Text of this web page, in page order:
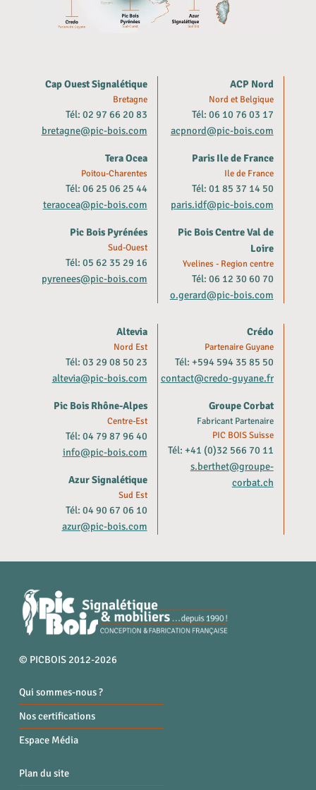
Cap Ouest Signalétique
Bretagne
Tél: 02 97 66 20 83
bretagne@pic-bois.com
Tera Ocea
Poitou-Charentes
Tél: 06 25 06 25 44
teraocea@pic-bois.com
Pic Bois Pyrénées
Sud-Ouest
Tél: 05 62 35 29 16
pyrenees@pic-bois.com
ACP Nord
Nord et Belgique
Tél: 06 10 76 03 17
acpnord@pic-bois.com
Paris Ile de France
Ile de France
Tél: 01 85 37 14 50
paris.idf@pic-bois.com
Pic Bois Centre Val de
Loire
Yvelines - Region centre
Tél: 06 12 30 60 70
o.gerard@pic-bois.com
Altevia
Nord Est
Tél: 03 29 08 50 23
altevia@pic-bois.com
Pic Bois Rhône-Alpes
Centre-Est
Tél: 04 79 87 96 40
info@pic-bois.com
Azur Signalétique
Sud Est
Tél: 04 90 67 06 10
azur@pic-bois.com
Crédo
Partenaire Guyane
Tél: +594 594 35 85 50
contact@credo-guyane.fr
Groupe Corbat
Fabricant Partenaire
PIC BOIS Suisse
Tél: +41 (0)32 566 70 11
s.berthet@groupe-
corbat.ch
© PICBOIS 2012-2026
Qui sommes-nous ?
Nos certifications
Espace Média
Plan du site